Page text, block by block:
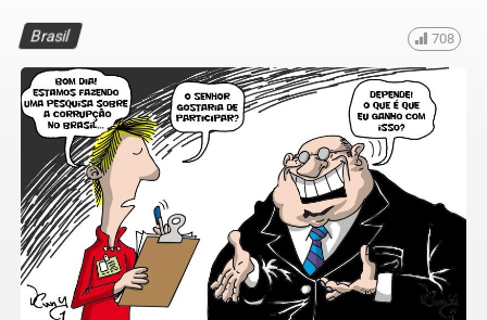
Brasil 708